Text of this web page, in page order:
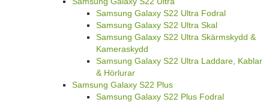
Samsung Galaxy S22 Ultra Fodral
Samsung Galaxy S22 Ultra Skal
Samsung Galaxy S22 Ultra Skärmskydd &
Kameraskydd
Samsung Galaxy S22 Ultra Laddare, Kablar
& Hörlurar
Samsung Galaxy S22 Plus
Samsung Galaxy S22 Plus Fodral